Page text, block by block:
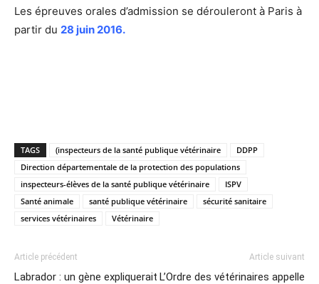
Les épreuves orales d’admission se dérouleront à Paris à
partir du 28 juin 2016.
TAGS (inspecteurs de la santé publique vétérinaire
DDPP
Direction départementale de la protection des populations
inspecteurs-élèves de la santé publique vétérinaire
ISPV
Santé animale
santé publique vétérinaire
sécurité sanitaire
services vétérinaires
Vétérinaire
Article précédent
Labrador : un gène expliquerait
Article suivant
L’Ordre des vétérinaires appelle